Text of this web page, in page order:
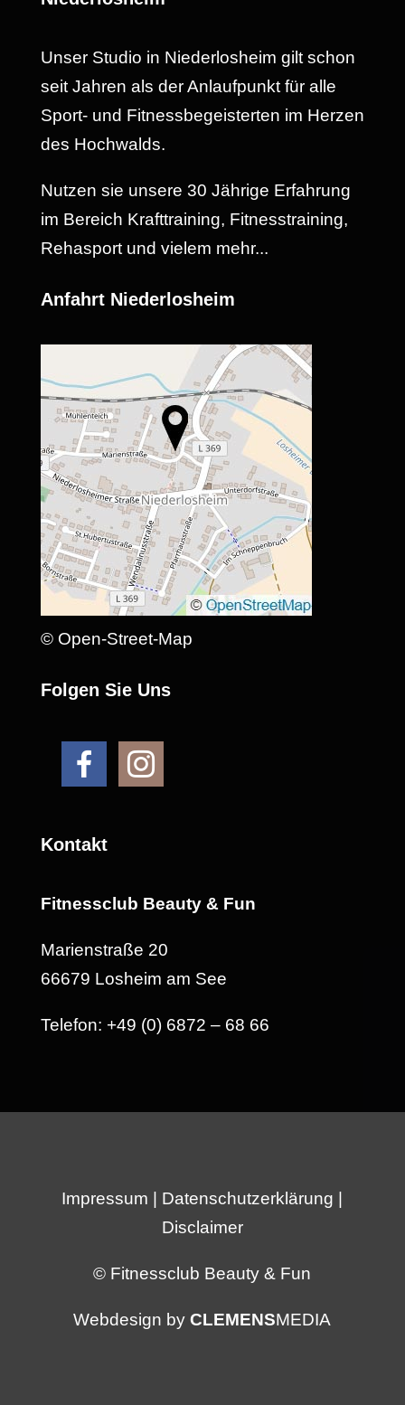
Unser Studio in Niederlosheim gilt schon
seit Jahren als der Anlaufpunkt für alle
Sport- und Fitnessbegeisterten im Herzen
des Hochwalds.
Nutzen sie unsere 30 Jährige Erfahrung
im Bereich Krafttraining, Fitnesstraining,
Rehasport und vielem mehr...
Anfahrt Niederlosheim
© Open-Street-Map
Folgen Sie Uns
Kontakt
Fitnessclub Beauty & Fun
Marienstraße 20
66679 Losheim am See
Telefon: +49 (0) 6872 – 68 66
Impressum | Datenschutzerklärung |
Disclaimer
© Fitnessclub Beauty & Fun
Webdesign byCLEMENSMEDIA